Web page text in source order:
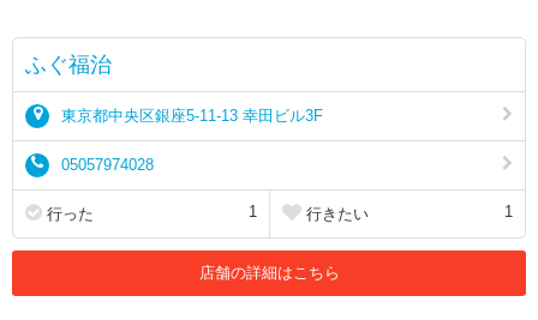
ふぐ福治
東京都中央区銀座5-11-13 幸田ビル3F
05057974028
行った 1 行きたい 1
店舗の詳細はこちら